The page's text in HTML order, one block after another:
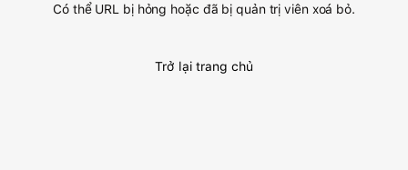
Có thể URL bị hỏng hoặc đã bị quản trị viên xoá bỏ.
Trở lại trang chủ